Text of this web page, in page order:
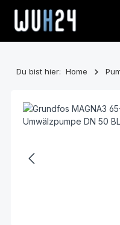
Zum Hauptinhalt springen
Du bist hier: Home